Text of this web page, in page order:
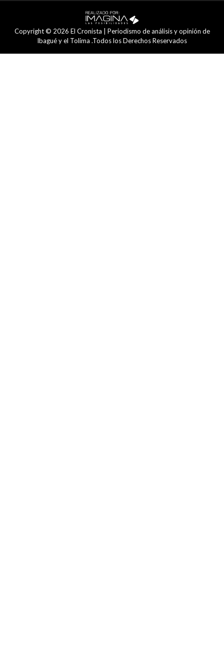
Copyright © 2026 El Cronista | Periodismo de análisis y opinión de
Ibagué y el Tolima .Todos los Derechos Reservados